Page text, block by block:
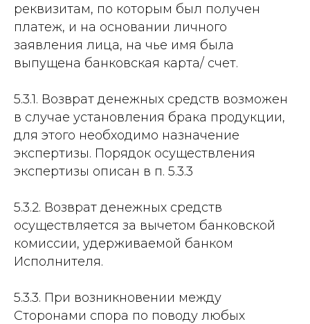
реквизитам, по которым был получен
платеж, и на основании личного
заявления лица, на чье имя была
выпущена банковская карта/ счет.
5.3.1. Возврат денежных средств возможен
в случае установления брака продукции,
для этого необходимо назначение
экспертизы. Порядок осуществления
экспертизы описан в п. 5.3.3
5.3.2. Возврат денежных средств
осуществляется за вычетом банковской
комиссии, удерживаемой банком
Исполнителя.
5.3.3. При возникновении между
Сторонами спора по поводу любых